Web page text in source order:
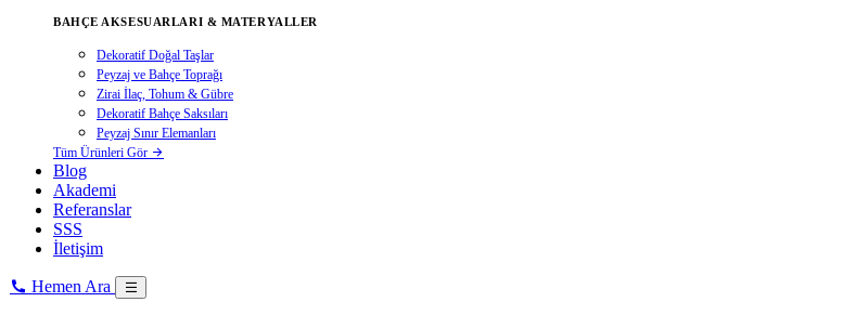
BAHÇE AKSESUARLARI & MATERYALLER
Dekoratif Doğal Taşlar
Peyzaj ve Bahçe Toprağı
Zirai İlaç, Tohum & Gübre
Dekoratif Bahçe Saksıları
Peyzaj Sınır Elemanları
Tüm Ürünleri Gör
Blog
Akademi
Referanslar
SSS
İletişim
Hemen Ara